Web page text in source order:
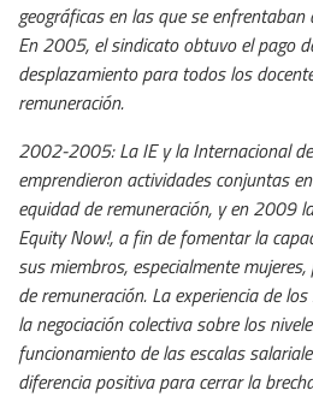
geográficas en las que se enfrentaban
En 2005, el sindicato obtuvo el pago
desplazamiento para todos los
remuneración.
2002-2005: La IE y la Internacional
emprendieron actividades conjuntas
equidad de remuneración, y en 2009
Equity Now!, a fin de fomentar la
sus miembros, especialmente
de remuneración. La experiencia de
la negociación colectiva sobre los
funcionamiento de las escalas
diferencia positiva para cerrar la